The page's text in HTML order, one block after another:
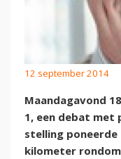
12 september 2014
Maandagavond
1, een debat met
stelling poneerde
kilometer